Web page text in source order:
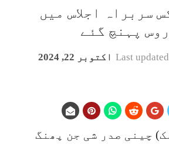
سربراہ اجلاس میں
پہنچ گئے
Last updated اکتوبر 22, 2024
چینی صدر شی جن پھنگ